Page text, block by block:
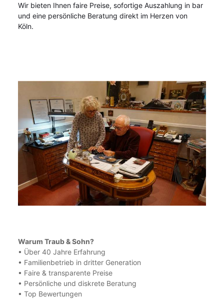
Wir bieten Ihnen faire Preise, sofortige Auszahlung in bar
und eine persönliche Beratung direkt im Herzen von
Köln.
Warum Traub & Sohn?
• Über 40 Jahre Erfahrung
• Familienbetrieb in dritter Generation
• Faire & transparente Preise
• Persönliche und diskrete Beratung
• Top Bewertungen